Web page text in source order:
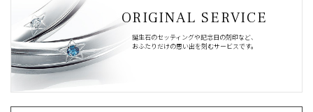
ORIGINAL SERVICE
誕生石のセッティングや記念日の刻印など、
おふたりだけの思い出を刻むサービスです。